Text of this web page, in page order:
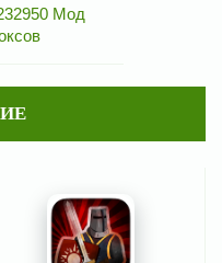
Мод